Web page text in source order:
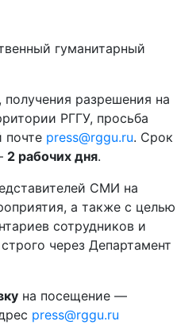
гуманитарный
разрешения на
РГГУ, просьба
почте press@rggu.ru. Срок
2 рабочих дня.
СМИ на
а также с целью
сотрудников и
через Департамент
на посещение —
press@rggu.ru